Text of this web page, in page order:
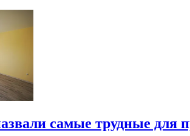
самые трудные для